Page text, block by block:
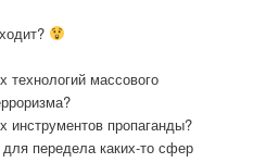
технологий массового
инструментов пропаганды?
передела каких-то сфер